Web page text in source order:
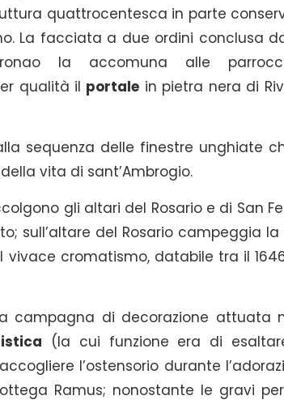
quattrocentesca in parte
La facciata a due ordini conclusa
la accomuna alle
qualità il portale in pietra nera di
sequenza delle finestre unghiate
vita di sant’Ambrogio.
gli altari del Rosario e di San
sull’altare del Rosario campeggia la
vivace cromatismo, databile tra il
campagna di decorazione attuata
(la cui funzione era di
l’ostensorio durante
Ramus; nonostante le gravi